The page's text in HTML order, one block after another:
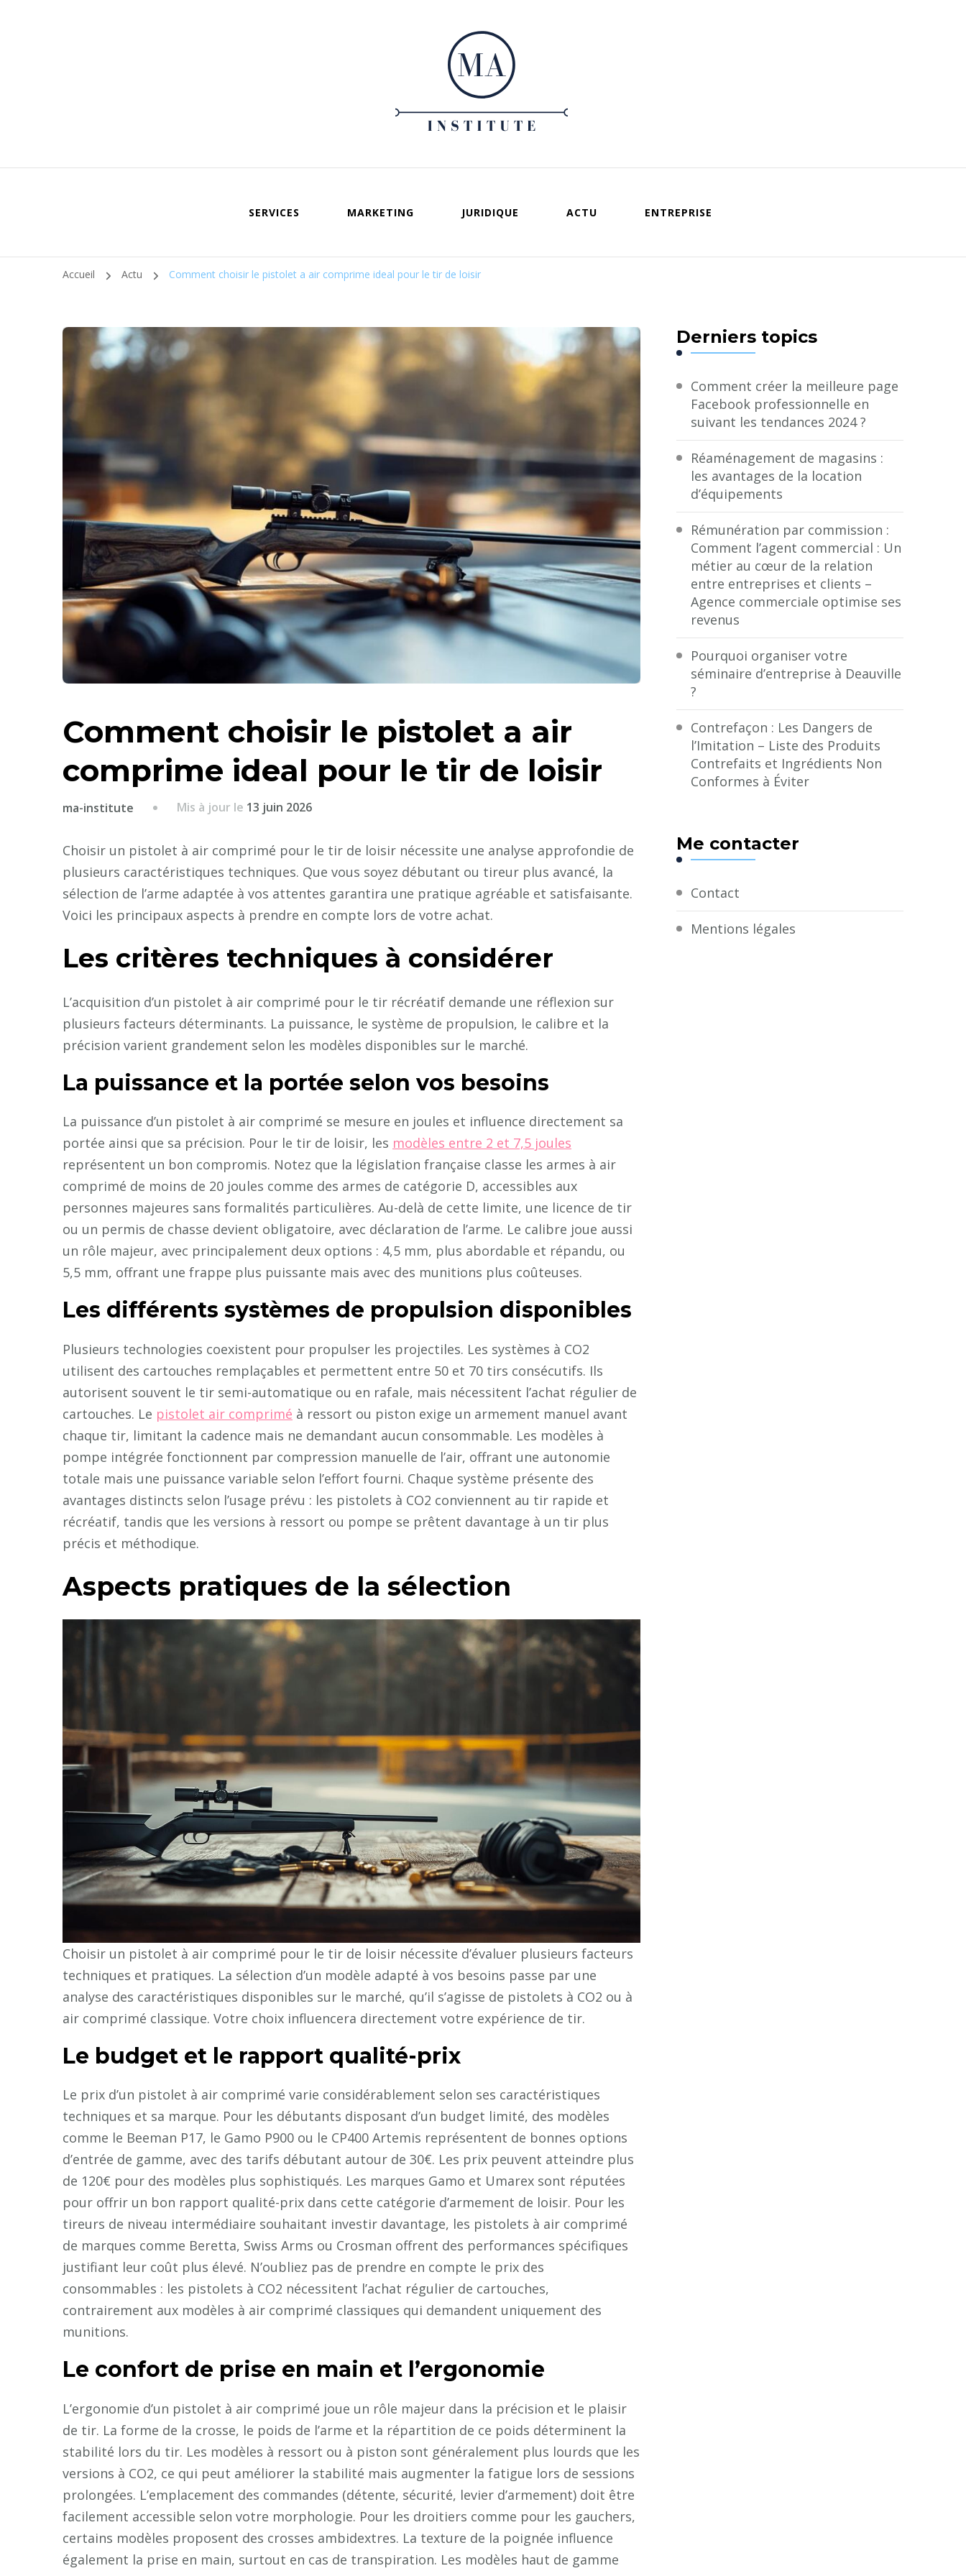
Ma institute
Votre guide vers un entreprenariat réussi
SERVICES MARKETING JURIDIQUE ACTU ENTREPRISE
Accueil Actu Comment choisir le pistolet a air comprime ideal pour le tir de loisir
Comment choisir le pistolet a air
comprime ideal pour le tir de loisir
ma-institute Mis à jour le 13 juin 2026
Choisir un pistolet à air comprimé pour le tir de loisir nécessite une analyse approfondie de
plusieurs caractéristiques techniques. Que vous soyez débutant ou tireur plus avancé, la
sélection de l’arme adaptée à vos attentes garantira une pratique agréable et satisfaisante.
Voici les principaux aspects à prendre en compte lors de votre achat.
Les critères techniques à considérer
L’acquisition d’un pistolet à air comprimé pour le tir récréatif demande une réflexion sur
plusieurs facteurs déterminants. La puissance, le système de propulsion, le calibre et la
précision varient grandement selon les modèles disponibles sur le marché.
La puissance et la portée selon vos besoins
La puissance d’un pistolet à air comprimé se mesure en joules et influence directement sa
portée ainsi que sa précision. Pour le tir de loisir, les modèles entre 2 et 7,5 joules
représentent un bon compromis. Notez que la législation française classe les armes à air
comprimé de moins de 20 joules comme des armes de catégorie D, accessibles aux
personnes majeures sans formalités particulières. Au-delà de cette limite, une licence de tir
ou un permis de chasse devient obligatoire, avec déclaration de l’arme. Le calibre joue aussi
un rôle majeur, avec principalement deux options : 4,5 mm, plus abordable et répandu, ou
5,5 mm, offrant une frappe plus puissante mais avec des munitions plus coûteuses.
Les différents systèmes de propulsion disponibles
Plusieurs technologies coexistent pour propulser les projectiles. Les systèmes à CO2
utilisent des cartouches remplaçables et permettent entre 50 et 70 tirs consécutifs. Ils
autorisent souvent le tir semi-automatique ou en rafale, mais nécessitent l’achat régulier de
cartouches. Le pistolet air comprimé à ressort ou piston exige un armement manuel avant
chaque tir, limitant la cadence mais ne demandant aucun consommable. Les modèles à
pompe intégrée fonctionnent par compression manuelle de l’air, offrant une autonomie
totale mais une puissance variable selon l’effort fourni. Chaque système présente des
avantages distincts selon l’usage prévu : les pistolets à CO2 conviennent au tir rapide et
récréatif, tandis que les versions à ressort ou pompe se prêtent davantage à un tir plus
précis et méthodique.
Aspects pratiques de la sélection
Choisir un pistolet à air comprimé pour le tir de loisir nécessite d’évaluer plusieurs facteurs
techniques et pratiques. La sélection d’un modèle adapté à vos besoins passe par une
analyse des caractéristiques disponibles sur le marché, qu’il s’agisse de pistolets à CO2 ou à
air comprimé classique. Votre choix influencera directement votre expérience de tir.
Le budget et le rapport qualité-prix
Le prix d’un pistolet à air comprimé varie considérablement selon ses caractéristiques
techniques et sa marque. Pour les débutants disposant d’un budget limité, des modèles
comme le Beeman P17, le Gamo P900 ou le CP400 Artemis représentent de bonnes options
d’entrée de gamme, avec des tarifs débutant autour de 30€. Les prix peuvent atteindre plus
de 120€ pour des modèles plus sophistiqués. Les marques Gamo et Umarex sont réputées
pour offrir un bon rapport qualité-prix dans cette catégorie d’armement de loisir. Pour les
tireurs de niveau intermédiaire souhaitant investir davantage, les pistolets à air comprimé
de marques comme Beretta, Swiss Arms ou Crosman offrent des performances spécifiques
justifiant leur coût plus élevé. N’oubliez pas de prendre en compte le prix des
consommables : les pistolets à CO2 nécessitent l’achat régulier de cartouches,
contrairement aux modèles à air comprimé classiques qui demandent uniquement des
munitions.
Le confort de prise en main et l’ergonomie
L’ergonomie d’un pistolet à air comprimé joue un rôle majeur dans la précision et le plaisir
de tir. La forme de la crosse, le poids de l’arme et la répartition de ce poids déterminent la
stabilité lors du tir. Les modèles à ressort ou à piston sont généralement plus lourds que les
versions à CO2, ce qui peut améliorer la stabilité mais augmenter la fatigue lors de sessions
prolongées. L’emplacement des commandes (détente, sécurité, levier d’armement) doit être
facilement accessible selon votre morphologie. Pour les droitiers comme pour les gauchers,
certains modèles proposent des crosses ambidextres. La texture de la poignée influence
également la prise en main, surtout en cas de transpiration. Les modèles haut de gamme
Derniers topics
Comment créer la meilleure page
Facebook professionnelle en
suivant les tendances 2024 ?
Réaménagement de magasins :
les avantages de la location
d’équipements
Rémunération par commission :
Comment l’agent commercial : Un
métier au cœur de la relation
entre entreprises et clients –
Agence commerciale optimise ses
revenus
Pourquoi organiser votre
séminaire d’entreprise à Deauville
?
Contrefaçon : Les Dangers de
l’Imitation – Liste des Produits
Contrefaits et Ingrédients Non
Conformes à Éviter
Me contacter
Contact
Mentions légales